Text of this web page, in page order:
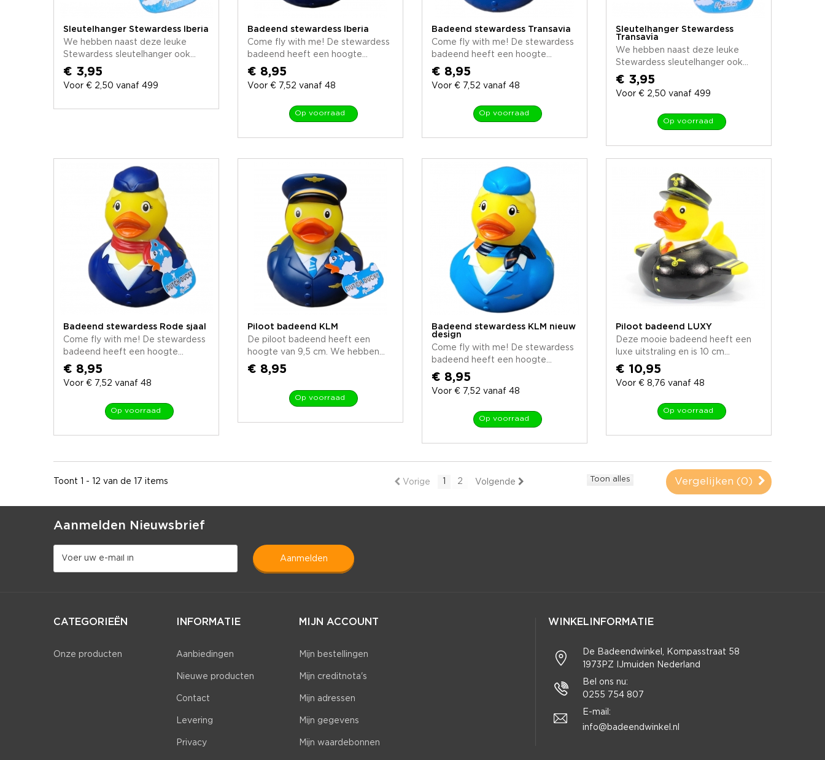
Sleutelhanger Stewardess Iberia
We hebben naast deze leuke
Stewardess sleutelhanger ook...
€ 3,95
Voor € 2,50 vanaf 499
Badeend stewardess Iberia
Come fly with me! De stewardess
badeend heeft een hoogte...
€ 8,95
Voor € 7,52 vanaf 48
Op voorraad
Badeend stewardess Transavia
Come fly with me! De stewardess
badeend heeft een hoogte...
€ 8,95
Voor € 7,52 vanaf 48
Op voorraad
Sleutelhanger Stewardess
Transavia
We hebben naast deze leuke
Stewardess sleutelhanger ook...
€ 3,95
Voor € 2,50 vanaf 499
Op voorraad
Badeend stewardess Rode sjaal
Come fly with me! De stewardess
badeend heeft een hoogte...
€ 8,95
Voor € 7,52 vanaf 48
Op voorraad
Piloot badeend KLM
De piloot badeend heeft een
hoogte van 9,5 cm. We hebben...
€ 8,95
Op voorraad
Badeend stewardess KLM nieuw
design
Come fly with me! De stewardess
badeend heeft een hoogte...
€ 8,95
Voor € 7,52 vanaf 48
Op voorraad
Piloot badeend LUXY
Deze mooie badeend heeft een
luxe uitstraling en is 10 cm...
€ 10,95
Voor € 8,76 vanaf 48
Op voorraad
Vergelijken (0)
Toon alles
Vorige 2 Volgende
Toont 1 - 12 van de 17 items
Aanmelden Nieuwsbrief
aanmelden
CATEGORIEËN
Onze producten
INFORMATIE
Aanbiedingen
Nieuwe producten
Contact
Levering
Privacy
MIJN ACCOUNT
Mijn bestellingen
Mijn creditnota's
Mijn adressen
Mijn gegevens
Mijn waardebonnen
WINKELINFORMATIE
De Badeendwinkel, Kompasstraat 58
1973PZ IJmuiden Nederland
Bel ons nu:
0255 754 807
E-mail:
info@badeendwinkel.nl